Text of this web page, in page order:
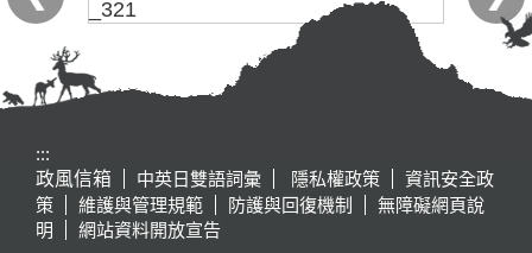
:::
政風信箱
中英日雙語詞彙 隱私權政策
資訊安全政
策
維護與管理規範 防護與回復機制
無障礙網頁說
明
網站資料開放宣告